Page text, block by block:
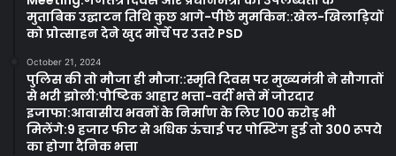
मुताबिक उद्घाटन तिथि कुछ आगे-पीछे मुमकिन::खेल-खिलाड़ियों
को प्रोत्साहन देने खुद मोर्चे पर उतरे PSD
October 21, 2024
पुलिस की तो मौजा ही मौजा::स्मृति दिवस पर मुख्यमंत्री ने सौगातों
से भरी झोली:पौष्टिक आहार भत्ता-वर्दी भत्ते में जोरदार
इजाफा:आवासीय भवनों के निर्माण के लिए 100 करोड़ भी
मिलेंगे:9 हजार फीट से अधिक ऊंचाई पर पोस्टिंग हुई तो 300 रूपये
का होगा दैनिक भत्ता